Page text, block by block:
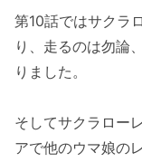
第10話ではサクラ
り、走るのは勿論
りました。
そしてサクラロー
アで他のウマ娘の